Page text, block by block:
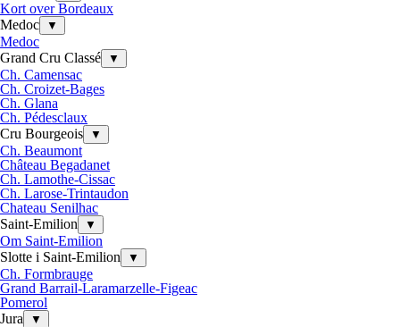
Kort over Bordeaux
Medoc
▼
Medoc
Grand Cru Classé
▼
Ch. Camensac
Ch. Croizet-Bages
Ch. Glana
Ch. Pédesclaux
Cru Bourgeois
▼
Ch. Beaumont
Château Begadanet
Ch. Lamothe-Cissac
Ch. Larose-Trintaudon
Chateau Senilhac
Saint-Emilion
▼
Om Saint-Emilion
Slotte i Saint-Emilion
▼
Ch. Formbrauge
Grand Barrail-Laramarzelle-Figeac
Pomerol
Jura
▼